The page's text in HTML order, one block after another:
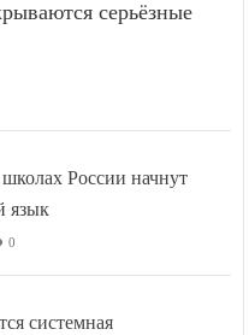
серьёзные
России начнут
язык
0
системная